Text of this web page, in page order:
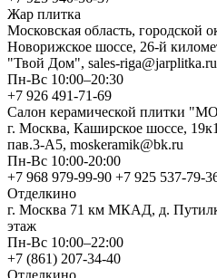
Жар плитка
Московская область, городской
Новорижское шоссе, 26-й
"Твой Дом", sales-riga@jarplitka.ru
Пн-Вс 10:00–20:30
+7 926 491-71-69
Салон керамической плитки
г. Москва, Каширское шоссе,
пав.3-А5, moskeramik@bk.ru
Пн-Вс 10:00-20:00
+7 968 979-99-90 +7 925 537-79-
Отделкино
г. Москва 71 км МКАД, д.
этаж
Пн-Вс 10:00–22:00
+7 (861) 207-34-40
Отделкино